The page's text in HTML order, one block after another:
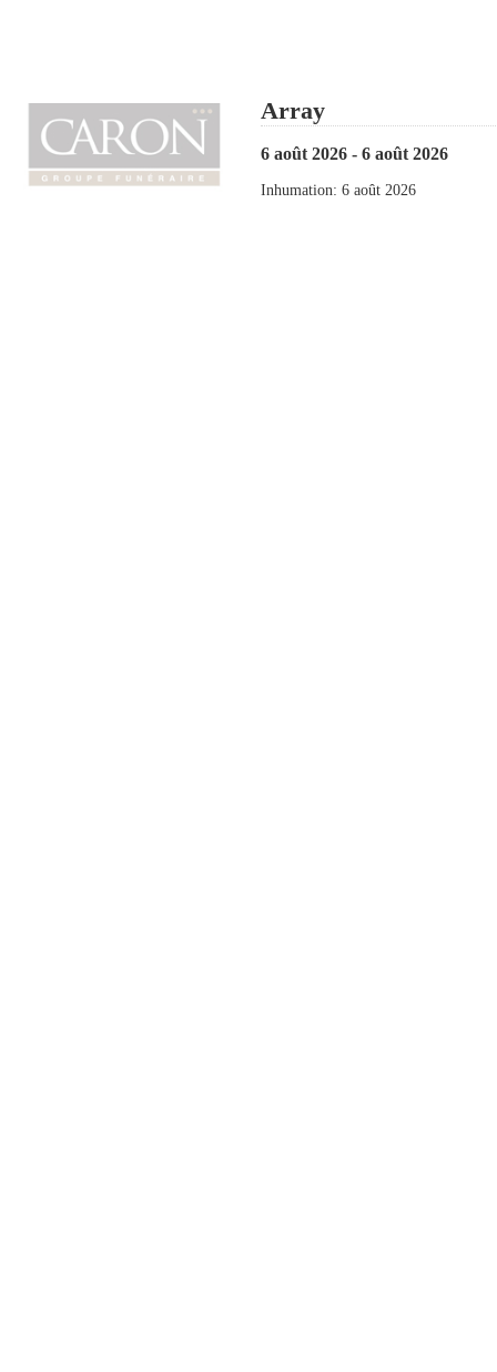
Array
6 août 2026 - 6 août 2026
Inhumation: 6 août 2026